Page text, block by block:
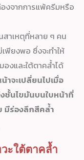
องจากการแพ้ครีมหรือ
สาเหตุที่หลาย ๆ คน
ยงพอ ซึ่งจะทำให้
งและใต้ตาคล้ำได้
าจะเปลี่ยนไปเมื่อ
ชั้นไขมันบนใบหน้าที่
มีร่องลึกสีคล้ำ
ะใต้ตาคล้ำ